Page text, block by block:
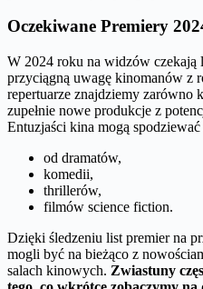
Oczekiwane Premiery
W 2024 roku na widzów czekają
przyciągną uwagę kinomanów z
repertuarze znajdziemy zarówno
zupełnie nowe produkcje z
Entuzjaści kina mogą
od dramatów,
komedii,
thrillerów,
filmów science fiction.
Dzięki śledzeniu list premier na
mogli być na bieżąco z
salach kinowych. Zwiastuny